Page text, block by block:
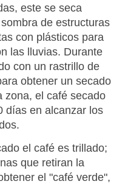
este se seca
de estructuras
con plásticos para
las lluvias. Durante
con un rastrillo de
obtener un secado
zona, el café secado
días en alcanzar los
el café es trillado;
que retiran la
el "café verde",